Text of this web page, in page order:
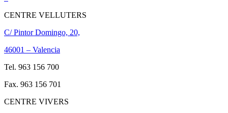
CENTRE VELLUTERS
C/ Pintor Domingo, 20,
46001 – Valencia
Tel. 963 156 700
Fax. 963 156 701
CENTRE VIVERS